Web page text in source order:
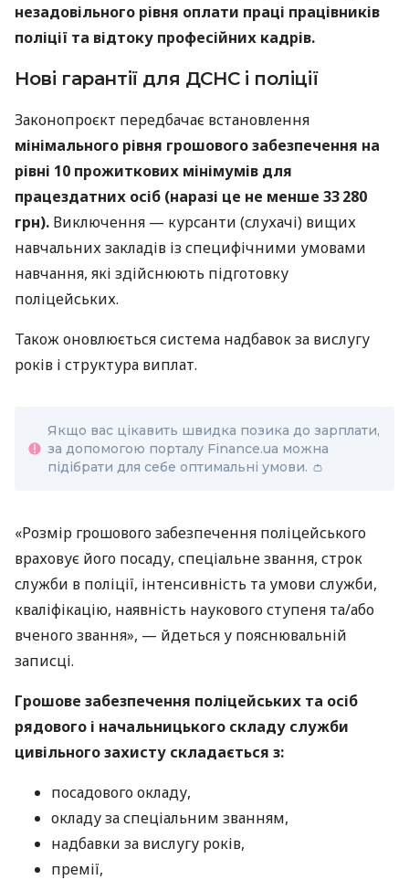
незадовільного рівня оплати праці працівників
поліції та відтоку професійних кадрів.
Нові гарантії для ДСНС і поліції
Законопроєкт передбачає встановлення
мінімального рівня грошового забезпечення на
рівні 10 прожиткових мінімумів для
працездатних осіб (наразі це не менше 33 280
грн). Виключення — курсанти (слухачі) вищих
навчальних закладів із специфічними умовами
навчання, які здійснюють підготовку
поліцейських.
Також оновлюється система надбавок за вислугу
років і структура виплат.
Якщо вас цікавить швидка позика до зарплати,
за допомогою порталу Finance.ua можна
підібрати для себе оптимальні умови. 👛
«Розмір грошового забезпечення поліцейського
враховує його посаду, спеціальне звання, строк
служби в поліції, інтенсивність та умови служби,
кваліфікацію, наявність наукового ступеня та/або
вченого звання», — йдеться у пояснювальній
записці.
Грошове забезпечення поліцейських та осіб
рядового і начальницького складу служби
цивільного захисту складається з:
посадового окладу,
окладу за спеціальним званням,
надбавки за вислугу років,
премії,